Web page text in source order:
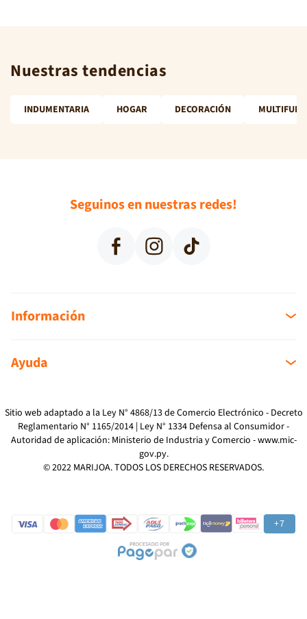
Nuestras tendencias
INDUMENTARIA HOGAR DECORACIÓN
Seguinos en nuestras redes!
Facebook Instagram TikTok
Información
Sucursales
Ayuda
Devoluciones
Reclamos
Preguntas Frecuentes
Términos y Condiciones
Sitio web adaptado a la Ley N° 4868/13 de Comercio Electrónico - Decreto
Reglamentario N° 1165/2014 | Ley N° 1334 Defensa al Consumidor -
Autoridad de aplicación: Ministerio de Industria y Comercio -www.mic-
gov.py.
© 2022 MARIJOA. TODOS LOS DERECHOS RESERVADOS.